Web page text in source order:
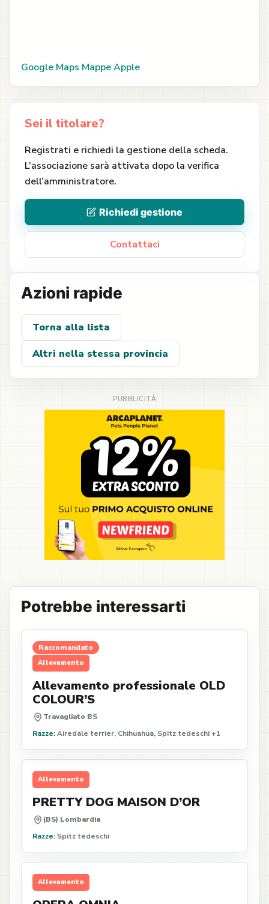
Google Maps Mappe Apple
Sei il titolare?
Registrati e richiedi la gestione della scheda.
L’associazione sarà attivata dopo la verifica
dell’amministratore.
Richiedi gestione
Contattaci
Azioni rapide
Torna alla lista
Altri nella stessa provincia
Potrebbe interessarti
Raccomandato
Allevamento
Allevamento professionale OLD
COLOUR’S
Travagliato BS
Razze:Airedale terrier, Chihuahua, Spitz tedeschi +1
Allevamento
PRETTY DOG MAISON D’OR
(BS) Lombardia
Razze: Spitz tedeschi
Allevamento